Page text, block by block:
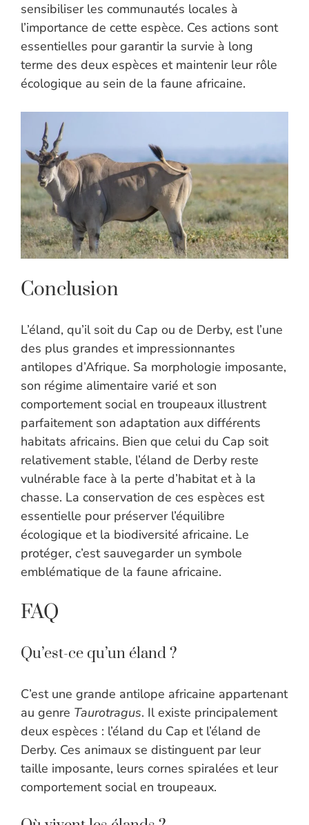
sensibiliser les communautés locales à
l’importance de cette espèce. Ces actions sont
essentielles pour garantir la survie à long
terme des deux espèces et maintenir leur rôle
écologique au sein de la faune africaine.
Conclusion
L’éland, qu’il soit du Cap ou de Derby, est l’une
des plus grandes et impressionnantes
antilopes d’Afrique. Sa morphologie imposante,
son régime alimentaire varié et son
comportement social en troupeaux illustrent
parfaitement son adaptation aux différents
habitats africains. Bien que celui du Cap soit
relativement stable, l’éland de Derby reste
vulnérable face à la perte d’habitat et à la
chasse. La conservation de ces espèces est
essentielle pour préserver l’équilibre
écologique et la biodiversité africaine. Le
protéger, c’est sauvegarder un symbole
emblématique de la faune africaine.
FAQ
Qu’est-ce qu’un éland ?
C’est une grande antilope africaine appartenant
au genre Taurotragus. Il existe principalement
deux espèces : l’éland du Cap et l’éland de
Derby. Ces animaux se distinguent par leur
taille imposante, leurs cornes spiralées et leur
comportement social en troupeaux.